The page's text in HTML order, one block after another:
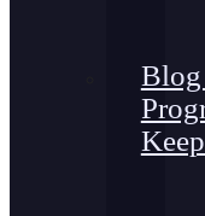
Blog